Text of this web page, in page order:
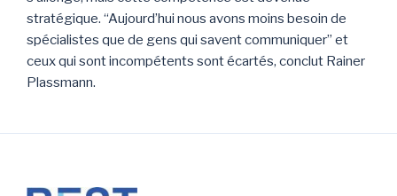
stratégique. “Aujourd’hui nous avons moins besoin de
spécialistes que de gens qui savent communiquer” et
ceux qui sont incompétents sont écartés, conclut Rainer
Plassmann.